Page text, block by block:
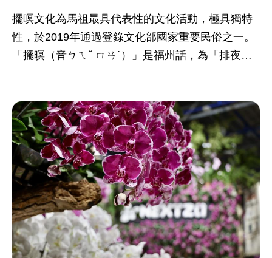
擺暝文化為馬祖最具代表性的文化活動，極具獨特
性，於2019年通過登錄文化部國家重要民俗之一。
「擺暝（音ㄅㄟˇ ㄇㄢˋ）」是福州話，為「排夜」
還會出宮繞境，以祈求全境平安。此習俗最早源自
於福州長樂、連江一帶，流傳至馬祖成為一年當中
最重要、最盛大且特有的節慶活動。